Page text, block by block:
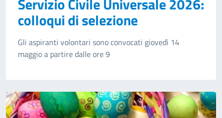
Servizio Civile Universale 2026:
colloqui di selezione
Gli aspiranti volontari sono convocati giovedì 14
maggio a partire dalle ore 9